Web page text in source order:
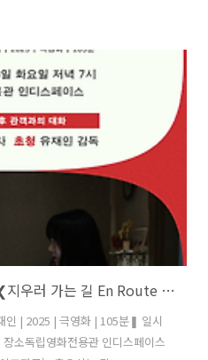
경형 감독 〈돌아온 금자씨〉▸
분리된 개념이 아니라 서로에게
려내며 평생학습의 가치를 잘 담
나이가 들어가며 변화하는 자신
인물의 모습을 통해 평생학습의
평숙의 기타〉는 음악을 매개로 상
[독립영화 쇼케이스] 229회 ❮지우러 가는 길 En Route to❯ 유재인
| 2025 | 극영화 | 105분❚ 일시
소독립영화전용관 인디스페이스